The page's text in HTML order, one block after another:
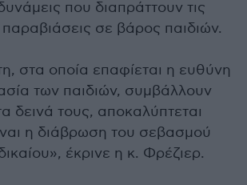
που διαπράττουν τις
σε βάρος παιδιών.
στα οποία επαφίεται η ευθύνη
των παιδιών, συμβάλλουν
δεινά τους, αποκαλύπτεται
η διάβρωση του σεβασμού
έκρινε η κ. Φρέζιερ.